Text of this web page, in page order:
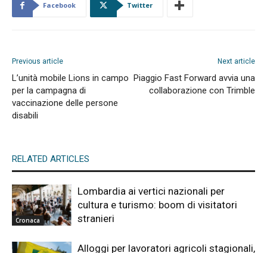
Facebook Twitter
Previous article
L’unità mobile Lions in campo
per la campagna di
vaccinazione delle persone
disabili
Next article
Piaggio Fast Forward avvia una
collaborazione con Trimble
RELATED ARTICLES
Cronaca
Lombardia ai vertici nazionali per
cultura e turismo: boom di visitatori
stranieri
Alloggi per lavoratori agricoli stagionali,